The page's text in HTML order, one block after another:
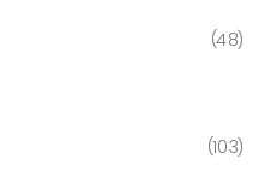
48
103